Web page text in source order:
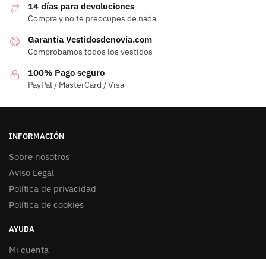
14 días para devoluciones
Compra y no te preocupes de nada
Garantía Vestidosdenovia.com
Comprobamos todos los vestidos
100% Pago seguro
PayPal / MasterCard / Visa
INFORMACIÓN
Sobre nosotros
Aviso Legal
Política de privacidad
Política de cookies
AYUDA
Mi cuenta